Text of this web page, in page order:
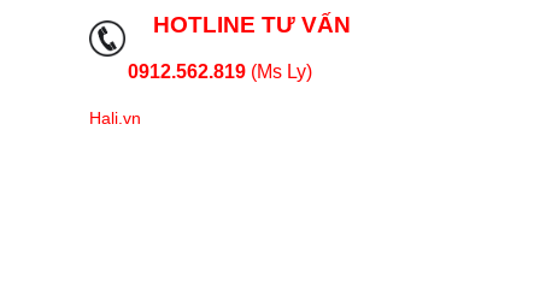
HOTLINE TƯ VẤN
0912.562.819 (Ms Ly)
Hali.vn